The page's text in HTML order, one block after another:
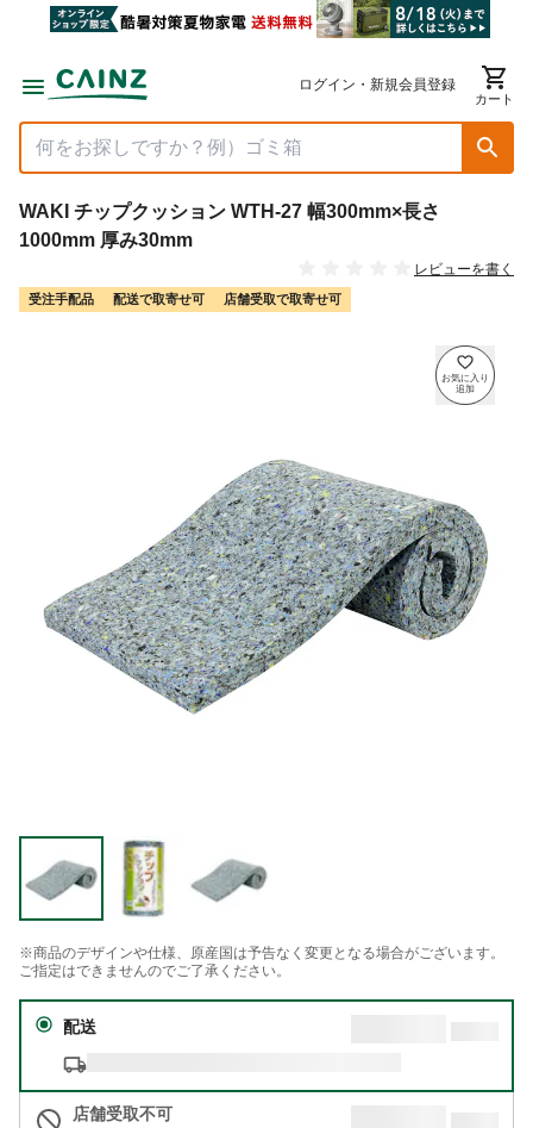
ログイン・新規会員登録
カート
WAKI チップクッション WTH-27 幅300mm×長さ
1000mm 厚み30mm
レビューを書く
受注手配品 配送で取寄せ可 店舗受取で取寄せ可
※商品のデザインや仕様、原産国は予告なく変更となる場合がございます。
ご指定はできませんのでご了承ください。
配送
店舗受取不可